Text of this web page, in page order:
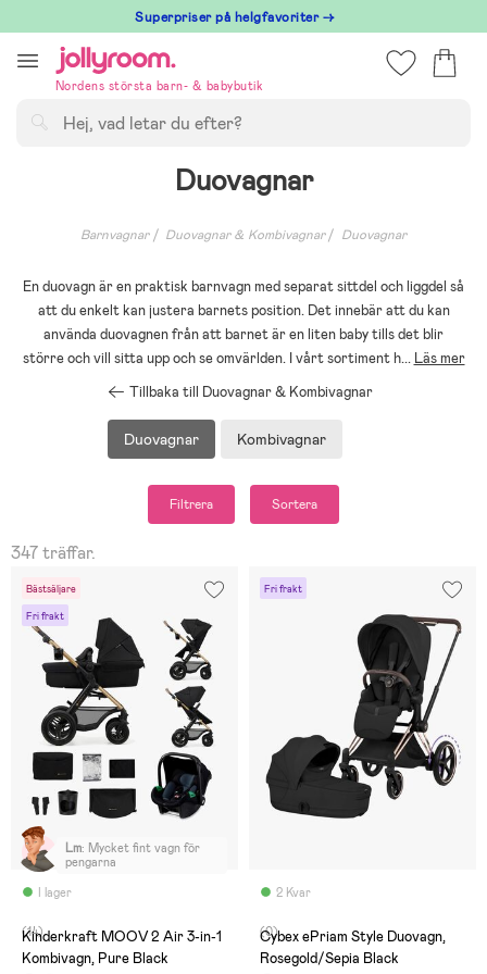
till
innehållet
Superpriser på helgfavoriter →
Nordens största barn- & babybutik
Duovagnar
Barnvagnar Duovagnar & Kombivagnar Duovagnar
En duovagn är en praktisk barnvagn med separat sittdel och liggdel så
att du enkelt kan justera barnets position. Det innebär att du kan
använda duovagnen från att barnet är en liten baby tills det blir
större och vill sitta upp och se omvärlden. I vårt sortiment h... Läs mer
Tillbaka till Duovagnar & Kombivagnar
Duovagnar Kombivagnar
Filtrera Sortera
347 träffar.
Bästsäljare
Fri frakt
I lager
Lm: Mycket fint vagn för
pengarna
(14)
Kinderkraft MOOV 2 Air 3-in-1
Kombivagn, Pure Black
Fri frakt
2 Kvar
(0)
Cybex ePriam Style Duovagn,
Rosegold/Sepia Black